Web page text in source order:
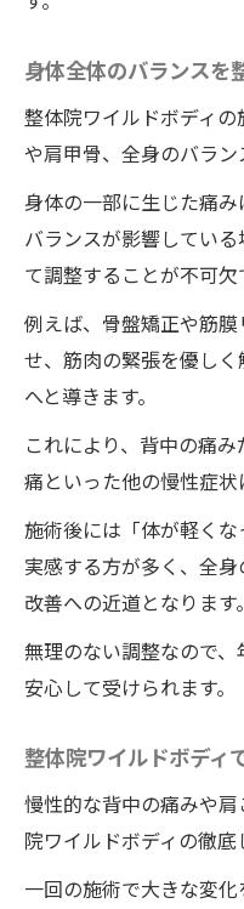
身体全体のバランスを
整体院ワイルドボディ
や肩甲骨、全身のバラン
身体の一部に生じた痛
バランスが影響してい
て調整することが不可欠
例えば、骨盤矯正や筋
せ、筋肉の緊張を優し
へと導きます。
これにより、背中の痛
痛といった他の慢性症状
施術後には「体が軽く
実感する方が多く、全
改善への近道となります。
無理のない調整なので
安心して受けられます。
整体院ワイルドボディ
慢性的な背中の痛みや
院ワイルドボディの徹底
一回の施術で大きな変